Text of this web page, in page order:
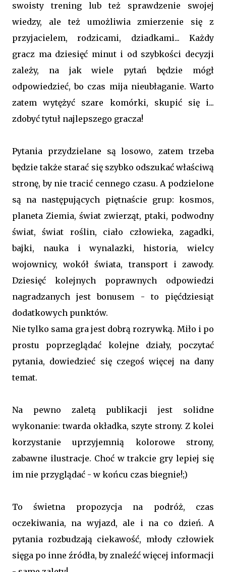
swoisty trening lub też sprawdzenie swojej
wiedzy, ale też umożliwia zmierzenie się z
przyjacielem, rodzicami, dziadkami... Każdy
gracz ma dziesięć minut i od szybkości decyzji
zależy, na jak wiele pytań będzie mógł
odpowiedzieć, bo czas mija nieubłaganie. Warto
zatem wytężyć szare komórki, skupić się i...
zdobyć tytuł najlepszego gracza!
Pytania przydzielane są losowo, zatem trzeba
będzie także starać się szybko odszukać właściwą
stronę, by nie tracić cennego czasu. A podzielone
są na następujących piętnaście grup: kosmos,
planeta Ziemia, świat zwierząt, ptaki, podwodny
świat, świat roślin, ciało człowieka, zagadki,
bajki, nauka i wynalazki, historia, wielcy
wojownicy, wokół świata, transport i zawody.
Dziesięć kolejnych poprawnych odpowiedzi
nagradzanych jest bonusem - to pięćdziesiąt
dodatkowych punktów.
Nie tylko sama gra jest dobrą rozrywką. Miło i po
prostu poprzeglądać kolejne działy, poczytać
pytania, dowiedzieć się czegoś więcej na dany
temat.
Na pewno zaletą publikacji jest solidne
wykonanie: twarda okładka, szyte strony. Z kolei
korzystanie uprzyjemnią kolorowe strony,
zabawne ilustracje. Choć w trakcie gry lepiej się
im nie przyglądać - w końcu czas biegnie!;)
To świetna propozycja na podróż, czas
oczekiwania, na wyjazd, ale i na co dzień. A
pytania rozbudzają ciekawość, młody człowiek
sięga po inne źródła, by znaleźć więcej informacji